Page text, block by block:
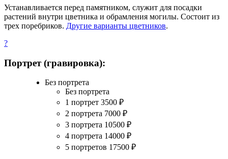
Устанавливается перед памятником, служит для посадки
растений внутри цветника и обрамления могилы. Состоит из
трех поребриков. Другие варианты цветников.
?
Портрет (гравировка):
Без портрета
Без портрета
1 портрет 3500 ₽
2 портрета 7000 ₽
3 портрета 10500 ₽
4 портрета 14000 ₽
5 портретов 17500 ₽